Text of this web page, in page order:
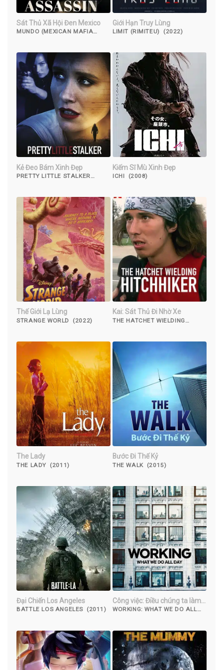
Sát Thủ Xã Hội Đen Mexico
MUNDO (MEXICAN MAFIA
Giới Hạn Truy Lùng
LIMIT (RIMITEU) (2022)
Kẻ Đeo Bám Xinh Đẹp
PRETTY LITTLE STALKER
Kiếm Sĩ Mù Xinh Đẹp
ICHI (2008)
Thế Giới Lạ Lùng
STRANGE WORLD (2022)
Kai: Sát Thủ Đi Nhờ Xe
THE HATCHET WIELDING
The Lady
THE LADY (2011)
Bước Đi Thế Kỷ
THE WALK (2015)
Đại Chiến Los Angeles
BATTLE LOS ANGELES (2011)
Công việc: Điều chúng ta làm
cả ngày
WORKING: WHAT WE DO ALL